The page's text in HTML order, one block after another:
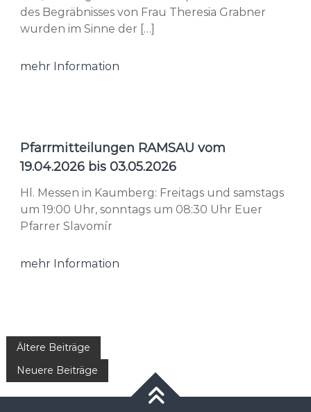
des Begräbnisses von Frau Theresia Grabner
wurden im Sinne der […]
mehr Information
Pfarrmitteilungen RAMSAU vom
19.04.2026 bis 03.05.2026
Hl. Messen in Kaumberg: Freitags und samstags
um 19:00 Uhr, sonntags um 08:30 Uhr Euer
Pfarrer Slavomír
mehr Information
Beitragsnavigation
Ältere Beiträge
Neuere Beiträge